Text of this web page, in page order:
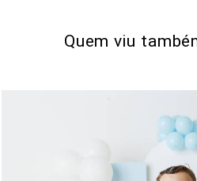
Quem viu